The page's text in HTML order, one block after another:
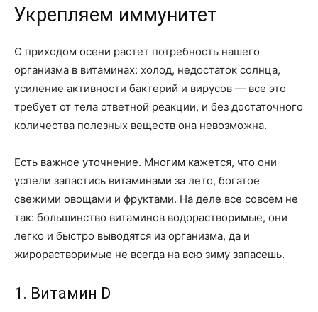
Укрепляем иммунитет
С приходом осени растет потребность нашего
организма в витаминах: холод, недостаток солнца,
усиление активности бактерий и вирусов — все это
требует от тела ответной реакции, и без достаточного
количества полезных веществ она невозможна.
Есть важное уточнение. Многим кажется, что они
успели запастись витаминами за лето, богатое
свежими овощами и фруктами. На деле все совсем не
так: большинство витаминов водорастворимые, они
легко и быстро выводятся из организма, да и
жирорастворимые не всегда на всю зиму запасешь.
1. Витамин D